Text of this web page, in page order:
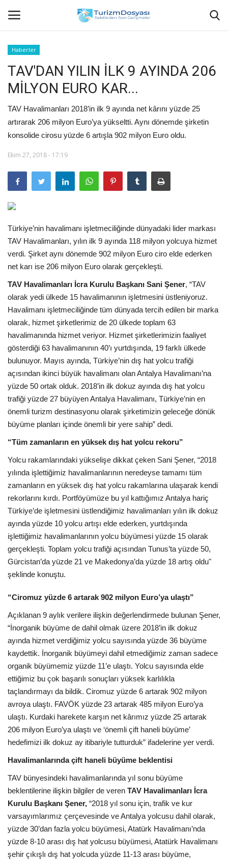
Anasayfa
Bize Ulaşın
Künye
KVKK Aydınlatma Metni
Görüntülü
Araştırma - İnceleme
Röportajlar
Gezi - Yorum
Sizlerden Gelenler
Yorumlar
Video Tanıtım
Galeri
Haberler
TAV'DAN YILIN İLK 9 AYINDA 206
MİLYON EURO KAR...
TAV Havalimanları 2018’in ilk 9 ayında net kârını yüzde 25
artırarak 206 milyon Euro’ya yükseltti. Aynı dönemde şirketin
konsolide cirosu yüzde 6 artışla 902 milyon Euro oldu.
Ekim 27, 2018 - 17:19
Türkiye’nin havalimanı işletmeciliğinde dünyadaki lider markası
TAV Havalimanları, yılın ilk 9 ayında 118 milyon yolcuya hizmet
verdi. Şirket aynı dönemde 902 milyon Euro ciro elde ederken
net karı ise 206 milyon Euro olarak gerçekleşti.
TAV Havalimanları İcra Kurulu Başkanı Sani Şener, “TAV
olarak yedi ülkede 15 havalimanının işletmesini üstleniyoruz.
Havalimanı işletmeciliğinde tüm dünyada tercih edilen bir marka
olarak, hizmet şirketlerimiz de 20 ülkede toplam 63
havalimanında hizmet veriyor. Hizmet şirketlerimizin faaliyet
gösterdiği 63 havalimanının 40’ı yurtdışında, 19 farklı ülkede
bulunuyor. Mayıs ayında, Türkiye’nin dış hat yolcu trafiği
açısından ikinci büyük havalimanı olan Antalya Havalimanı’na
yüzde 50 ortak olduk. 2018’in ilk dokuz ayında dış hat yolcu
trafiği yüzde 27 büyüyen Antalya Havalimanı, Türkiye’nin en
önemli turizm destinasyonu olarak şirketimizin geleceğe dönük
büyüme planları içinde önemli bir yere sahip” dedi.
“Tüm zamanların en yüksek dış hat yolcu rekoru”
Yolcu rakamlarındaki yükselişe dikkat çeken Sani Şener, “2018
yılında işlettiğimiz havalimanlarının neredeyse tamamı tüm
zamanların en yüksek dış hat yolcu rakamlarına ulaşarak kendi
rekorlarını kırdı. Portföyümüze bu yıl kattığımız Antalya hariç
Türkiye’de işletmesini üstlendiğimiz havalimanları yılın ilk dokuz
ayında yüzde 10 yolcu artışı elde ederken, yurtdışında
işlettiğimiz havalimanlarının yolcu büyümesi yüzde 15 olarak
gerçekleşti. Toplam yolcu trafiği açısından Tunus’ta yüzde 50,
Gürcistan’da yüzde 21 ve Makedonya’da yüzde 18 artış oldu"
şeklinde konuştu.
“Ciromuz yüzde 6 artarak 902 milyon Euro’ya ulaştı”
Açıklanan 9 aylık verilere ilişkin değerlendirmede bulunan Şener,
“İnorganik büyüme de dahil olmak üzere 2018’in ilk dokuz
ayında hizmet verdiğimiz yolcu sayısında yüzde 36 büyüme
kaydettik. İnorganik büyümeyi dahil etmediğimiz zaman sadece
organik büyümemiz yüzde 11’e ulaştı. Yolcu sayısında elde
ettiğimiz bu çok başarılı sonuçları yüksek karlılıkla
taçlandırmayı da bildik. Ciromuz yüzde 6 artarak 902 milyon
avroya ulaştı. FAVÖK yüzde 23 artarak 485 milyon Euro’ya
ulaştı. Kurdaki harekete karşın net kârımız yüzde 25 artarak
206 milyon Euro’ya ulaştı ve ‘önemli çift haneli büyüme’
hedefimizi ilk dokuz ay itibariyle tutturduk” ifadelerine yer verdi.
Havalimanlarında çift haneli büyüme beklentisi
TAV bünyesindeki havalimanlarında yıl sonu büyüme
beklentilerine ilişkin bilgiler de veren TAV Havalimanları İcra
Kurulu Başkanı Şener, “2018 yıl sonu için, trafik ve kur
varsayımlarımız çerçevesinde ve Antalya yolcusu dahil olarak,
yüzde 30’dan fazla yolcu büyümesi, Atatürk Havalimanı’nda
yüzde 8-10 arası dış hat yolcusu büyümesi, Atatürk Havalimanı
şehir çıkışlı dış hat yolcuda yüzde 11-13 arası büyüme,